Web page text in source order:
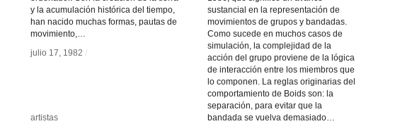
y la acumulación histórica del tiempo,
han nacido muchas formas, pautas de
movimiento,…
julio 17, 1982 /
julio 17, 1982 /
sustancial en la representación de
movimientos de grupos y bandadas.
Como sucede en muchos casos de
simulación, la complejidad de la
acción del grupo proviene de la lógica
de interacción entre los miembros que
lo componen. La reglas originarias del
comportamiento de Boids son: la
separación, para evitar que la
bandada se vuelva demasiado…
artistas
artistas